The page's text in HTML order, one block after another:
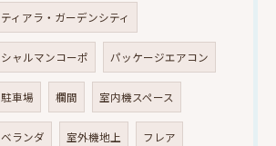
ティアラ・ガーデンシティ
シャルマンコーポ パッケージエアコン
駐車場 欄間 室内機スペース
ベランダ 室外機地上 フレア